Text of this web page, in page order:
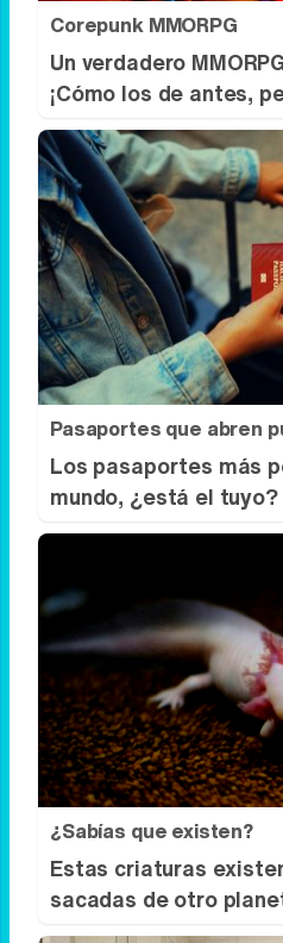
Corepunk MMORPG
Un verdadero
¡Cómo los de antes,
Pasaportes que abren
Los pasaportes más
mundo, ¿está el tuyo?